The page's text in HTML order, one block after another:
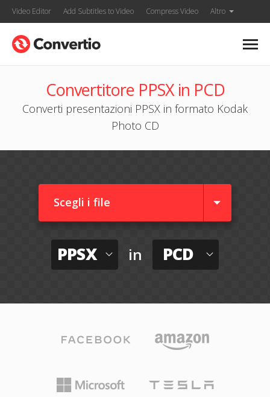
Video Editor Add Subtitles to Video Compress Video Altro
Convertitore PPSX in PCD
Converti presentazioni PPSX in formato Kodak
Photo CD
Scegli i file
PPSX in PCD